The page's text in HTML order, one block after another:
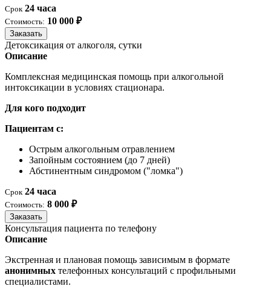
Срок 24 часа
Стоимость: 10 000 ₽
Заказать
Детоксикация от алкоголя, сутки
Описание
Комплексная медицинская помощь при алкогольной
интоксикации в условиях стационара.
Для кого подходит
Пациентам с:
Острым алкогольным отравлением
Запойным состоянием (до 7 дней)
Абстинентным синдромом ("ломка")
Срок 24 часа
Стоимость: 8 000 ₽
Заказать
Консультация пациента по телефону
Описание
Экстренная и плановая помощь зависимым в формате
анонимных телефонных консультаций с профильными
специалистами.